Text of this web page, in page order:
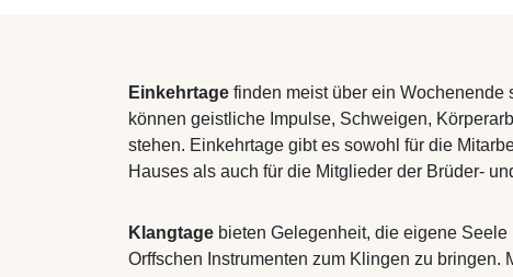
Einkehrtage finden meist über ein Wochenende
können geistliche Impulse, Schweigen,
stehen. Einkehrtage gibt es sowohl für die
Hauses als auch für die Mitglieder der Brüder-
Klangtage bieten Gelegenheit, die eigene
Orffschen Instrumenten zum Klingen zu bringen.